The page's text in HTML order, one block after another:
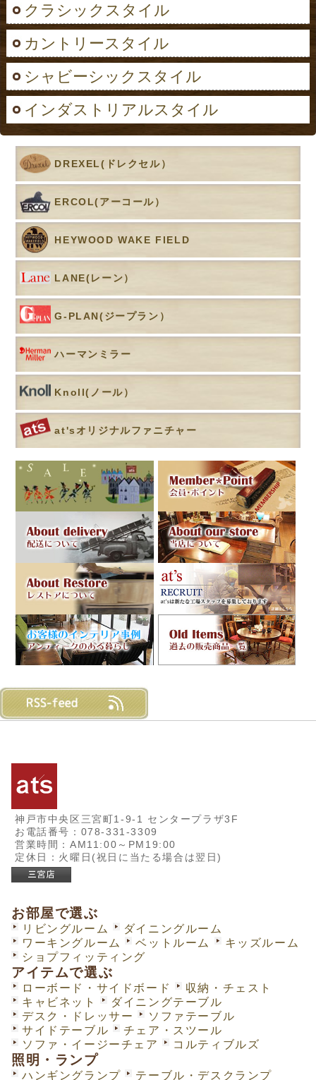
クラシックスタイル
カントリースタイル
シャビーシックスタイル
インダストリアルスタイル
DREXEL(ドレクセル）
ERCOL(アーコール）
HEYWOOD WAKE FIELD
LANE(レーン）
G-PLAN(ジープラン）
ハーマンミラー
Knoll(ノール）
at'sオリジナルファニチャー
神戸市中央区三宮町1-9-1 センタープラザ3F
お電話番号：078-331-3309
営業時間：AM11:00～PM19:00
定休日：火曜日(祝日に当たる場合は翌日)
お部屋で選ぶ
リビングルーム
ダイニングルーム
ワーキングルーム
ベットルーム
キッズルーム
ショプフィッティング
アイテムで選ぶ
ローボード・サイドボード
収納・チェスト
キャビネット
ダイニングテーブル
デスク・ドレッサー
ソファテーブル
サイドテーブル
チェア・スツール
ソファ・イージーチェア
コルティブルズ
照明・ランプ
ハンギングランプ テーブル・デスクランプ